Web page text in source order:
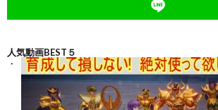
人気動画BEST５